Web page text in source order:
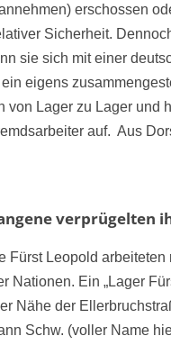
erschossen
Sicherheit.
sie sich mit einer
eigens
von Lager zu Lager und
auf. Aus
verprügelten
Fürst Leopold arbeiteten
Nationen. Ein „Lager
Nähe der
Schw. (voller Name